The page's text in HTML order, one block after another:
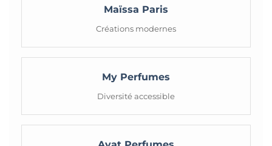
Maïssa Paris
Créations modernes
My Perfumes
Diversité accessible